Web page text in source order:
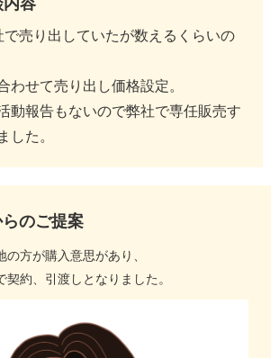
売り出していたが数えるくらいの
わせて売り出し価格設定。
動報告もないので弊社で専任販売す
した。
のご提案
の方が購入意思があり、
契約、引渡しとなりました。